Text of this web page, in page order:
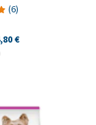
(6)
€